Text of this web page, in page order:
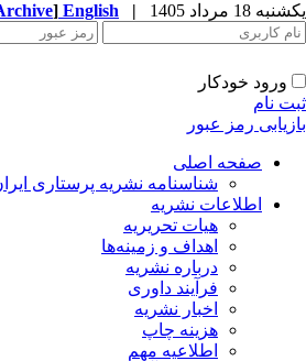
18 مرداد 1405 |
English
[Archive]
ورود خودکار
نام
رمز عبور
صفحه اصلی
شناسنامه نشریه پرستاری ایران
اطلاعات نشریه
هیات تحریریه
اهداف و زمینه‌ها
درباره نشریه
فرآیند داوری
اخبار نشریه
هزینه چاپ
اطلاعیه مهم